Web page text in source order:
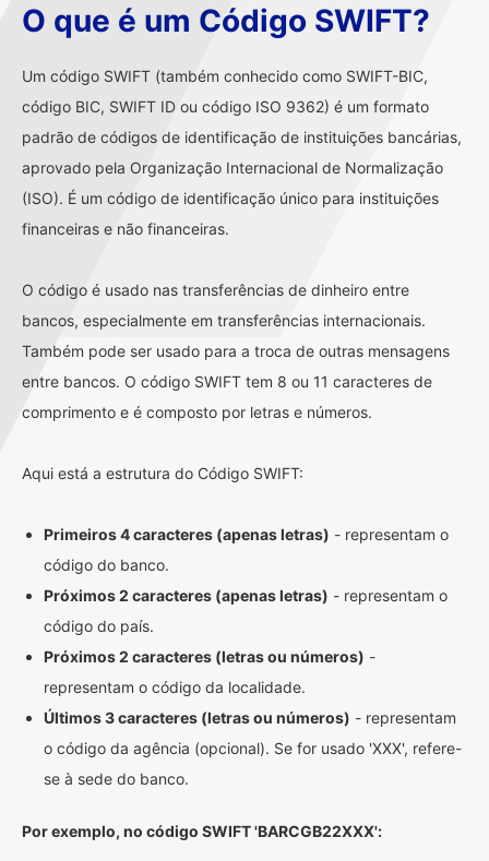
O que é um Código SWIFT?
Um código SWIFT (também conhecido como SWIFT-BIC,
código BIC, SWIFT ID ou código ISO 9362) é um formato
padrão de códigos de identificação de instituições bancárias,
aprovado pela Organização Internacional de Normalização
(ISO). É um código de identificação único para instituições
financeiras e não financeiras.
O código é usado nas transferências de dinheiro entre
bancos, especialmente em transferências internacionais.
Também pode ser usado para a troca de outras mensagens
entre bancos. O código SWIFT tem 8 ou 11 caracteres de
comprimento e é composto por letras e números.
Aqui está a estrutura do Código SWIFT:
Primeiros 4 caracteres (apenas letras) - representam o
código do banco.
Próximos 2 caracteres (apenas letras) - representam o
código do país.
Próximos 2 caracteres (letras ou números) -
representam o código da localidade.
Últimos 3 caracteres (letras ou números) - representam
o código da agência (opcional). Se for usado 'XXX', refere-
se à sede do banco.
Por exemplo, no código SWIFT 'BARCGB22XXX':